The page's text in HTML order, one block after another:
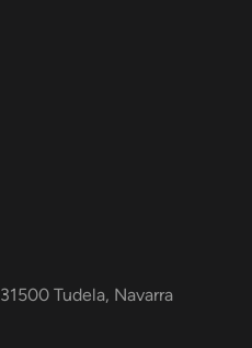
31500 Tudela, Navarra